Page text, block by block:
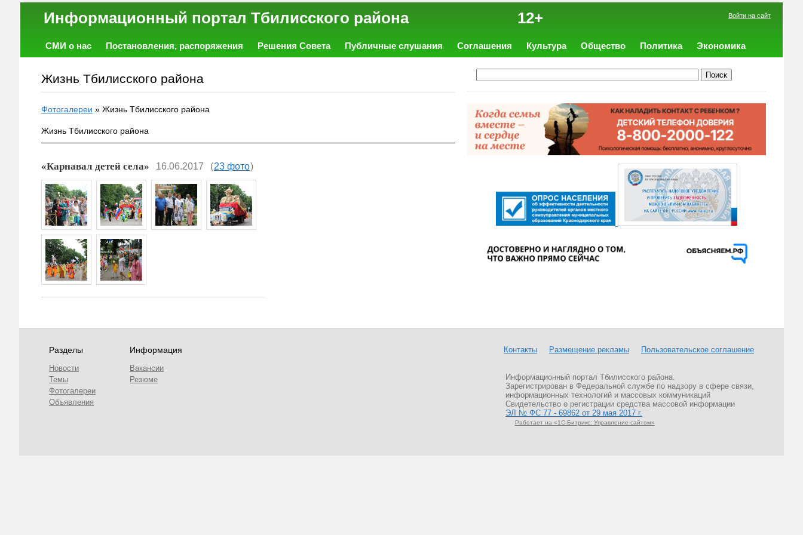
Информационный портал Тбилисского района 12+ Войти на сайт
СМИ о нас Постановления, распоряжения Решения Совета Публичные слушания Соглашения Культура Общество Политика
Экономика
Жизнь Тбилисского района
Фотогалереи » Жизнь Тбилисского района
Жизнь Тбилисского района
«Карнавал детей села» 16.06.2017 (23 фото)
Разделы
Новости
Темы
Фотогалереи
Объявления
Информация
Вакансии
Резюме
Контакты Размещение рекламы Пользовательское соглашение
Информационный портал Тбилисского района.
Зарегистрирован в Федеральной службе по надзору в сфере связи,
информационных технологий и массовых коммуникаций
Свидетельство о регистрации средства массовой информации
ЭЛ № ФС 77 - 69862 от 29 мая 2017 г.
Работает на «1С-Битрикс: Управление сайтом»